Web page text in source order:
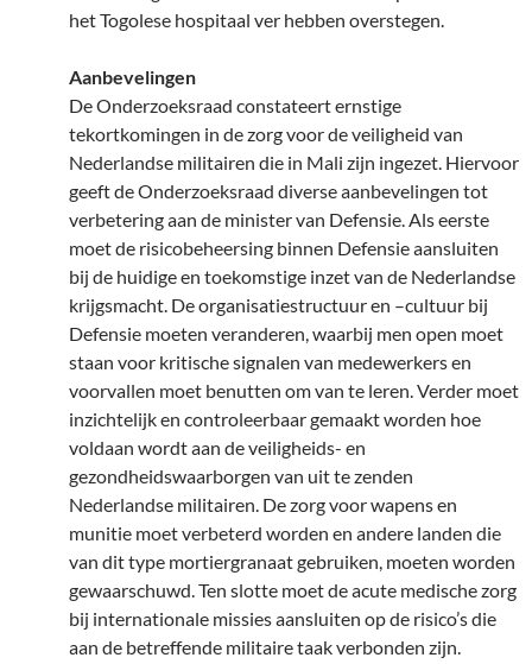
het Togolese hospitaal ver hebben overstegen.
Aanbevelingen
De Onderzoeksraad constateert ernstige
tekortkomingen in de zorg voor de veiligheid van
Nederlandse militairen die in Mali zijn ingezet. Hiervoor
geeft de Onderzoeksraad diverse aanbevelingen tot
verbetering aan de minister van Defensie. Als eerste
moet de risicobeheersing binnen Defensie aansluiten
bij de huidige en toekomstige inzet van de Nederlandse
krijgsmacht. De organisatiestructuur en –cultuur bij
Defensie moeten veranderen, waarbij men open moet
staan voor kritische signalen van medewerkers en
voorvallen moet benutten om van te leren. Verder moet
inzichtelijk en controleerbaar gemaakt worden hoe
voldaan wordt aan de veiligheids- en
gezondheidswaarborgen van uit te zenden
Nederlandse militairen. De zorg voor wapens en
munitie moet verbeterd worden en andere landen die
van dit type mortiergranaat gebruiken, moeten worden
gewaarschuwd. Ten slotte moet de acute medische zorg
bij internationale missies aansluiten op de risico’s die
aan de betreffende militaire taak verbonden zijn.